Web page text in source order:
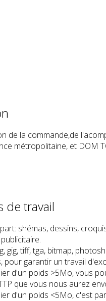
de la commande,de
métropolitaine, et DOM
de travail
shémas, dessins,
gig, tiff, tga, bitmap,
pour garantir un travail
d'un poids >5Mo, vous
que vous nous aurez
d'un poids <5Mo, c'est